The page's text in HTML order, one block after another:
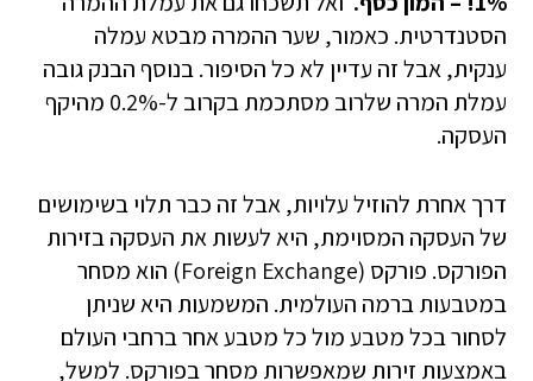
הסטנדרטית. כאמור, שער ההמרה מבטא עמלה
ענקית, אבל זה עדיין לא כל הסיפור. בנוסף הבנק גובה
עמלת המרה שלרוב מסתכמת בקרוב ל-0.2% מהיקף
העסקה.
דרך אחרת להוזיל עלויות, אבל זה כבר תלוי בשימושים
של העסקה המסוימת, היא לעשות את העסקה בזירות
הפורקס. פורקס (Foreign Exchange) הוא מסחר
במטבעות ברמה העולמית. המשמעות היא שניתן
לסחור בכל מטבע מול כל מטבע אחר ברחבי העולם
באמצעות זירות שמאפשרות מסחר בפורקס. למשל,